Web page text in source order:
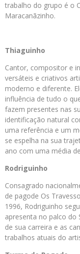
trabalho do grupo é o
Maracanãzinho.
Thiaguinho
Cantor, compositor e
versáteis e criativos
moderno e diferente.
influência de tudo o
fazem presentes nas
identificação natural
uma referência e um
se espelha na sua
ano com uma média
Rodriguinho
Consagrado
de pagode Os
1996, Rodriguinho
apresenta no palco do
de sua carreira e as
trabalhos atuais do